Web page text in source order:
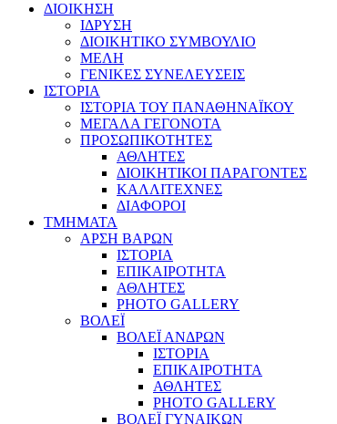
ΔΙΟΙΚΗΣΗ
ΙΔΡΥΣΗ
ΔΙΟΙΚΗΤΙΚΟ ΣΥΜΒΟΥΛΙΟ
ΜΕΛΗ
ΓΕΝΙΚΕΣ ΣΥΝΕΛΕΥΣΕΙΣ
ΙΣΤΟΡΙΑ
ΙΣΤΟΡΙΑ ΤΟΥ ΠΑΝΑΘΗΝΑΪΚΟΥ
ΜΕΓΑΛΑ ΓΕΓΟΝΟΤΑ
ΠΡΟΣΩΠΙΚΟΤΗΤΕΣ
ΑΘΛΗΤΕΣ
ΔΙΟΙΚΗΤΙΚΟΙ ΠΑΡΑΓΟΝΤΕΣ
ΚΑΛΛΙΤΕΧΝΕΣ
ΔΙΑΦΟΡΟΙ
ΤΜΗΜΑΤΑ
ΑΡΣΗ ΒΑΡΩΝ
ΙΣΤΟΡΙΑ
ΕΠΙΚΑΙΡΟΤΗΤΑ
ΑΘΛΗΤΕΣ
PHOTO GALLERY
ΒΟΛΕΪ
ΒΟΛΕΪ ΑΝΔΡΩΝ
ΙΣΤΟΡΙΑ
ΕΠΙΚΑΙΡΟΤΗΤΑ
ΑΘΛΗΤΕΣ
PHOTO GALLERY
ΒΟΛΕΪ ΓΥΝΑΙΚΩΝ